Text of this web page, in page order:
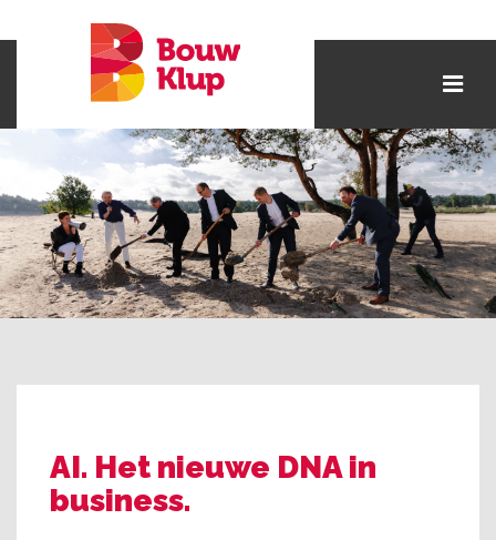
AI. Het nieuwe DNA in
business.